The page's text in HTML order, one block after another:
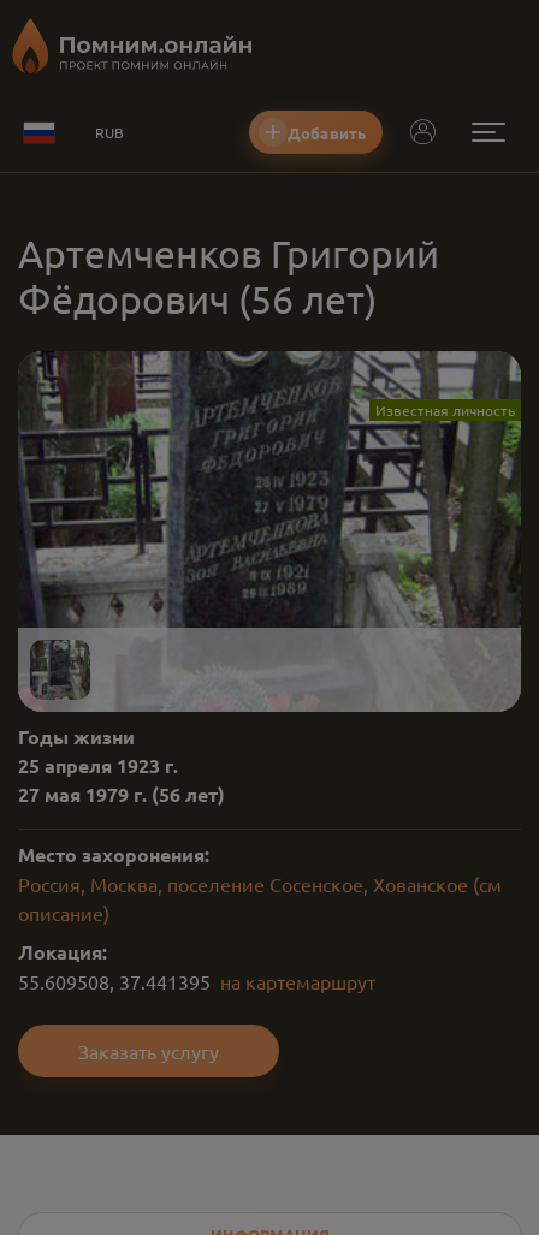
RUB Добавить
Артемченков Григорий
Фёдорович (56 лет)
Известная личность
Годы жизни
25 апреля 1923 г.
27 мая 1979 г. (56 лет)
Место захоронения:
Россия, Москва, поселение Сосенское, Хованское (см
описание)
Локация:
55.609508, 37.441395 на картемаршрут
Заказать услугу